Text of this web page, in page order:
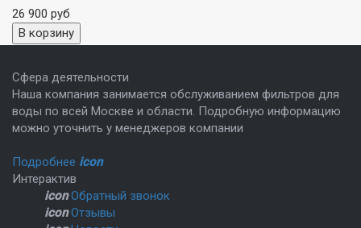
26 900 руб
Сфера деятельности
Наша компания занимается обслуживанием фильтров для
воды по всей Москве и области. Подробную информацию
можно уточнить у менеджеров компании
Подробнее icon
Интерактив
icon Обратный звонок
icon Отзывы